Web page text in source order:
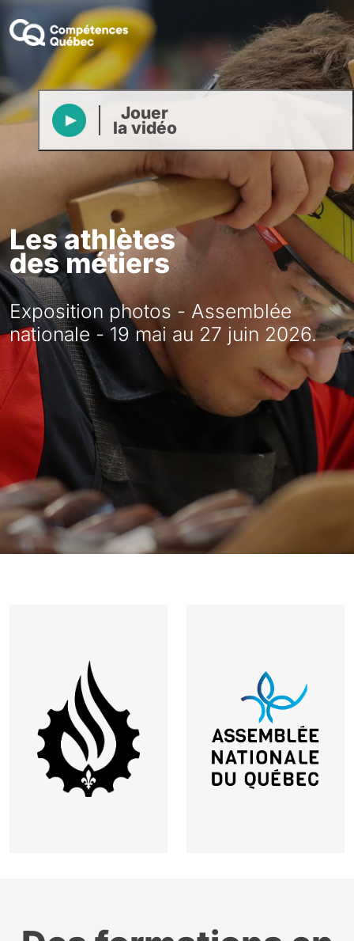
Jouer
la vidéo
Les athlètes
des métiers
Exposition photos - Assemblée
nationale - 19 mai au 27 juin 2026.